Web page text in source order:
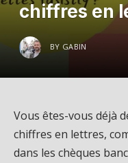
chiffres en
BY GABIN
Vous êtes-vous déjà
chiffres en lettres,
dans les chèques